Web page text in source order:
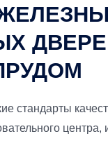
стандарты
центра,